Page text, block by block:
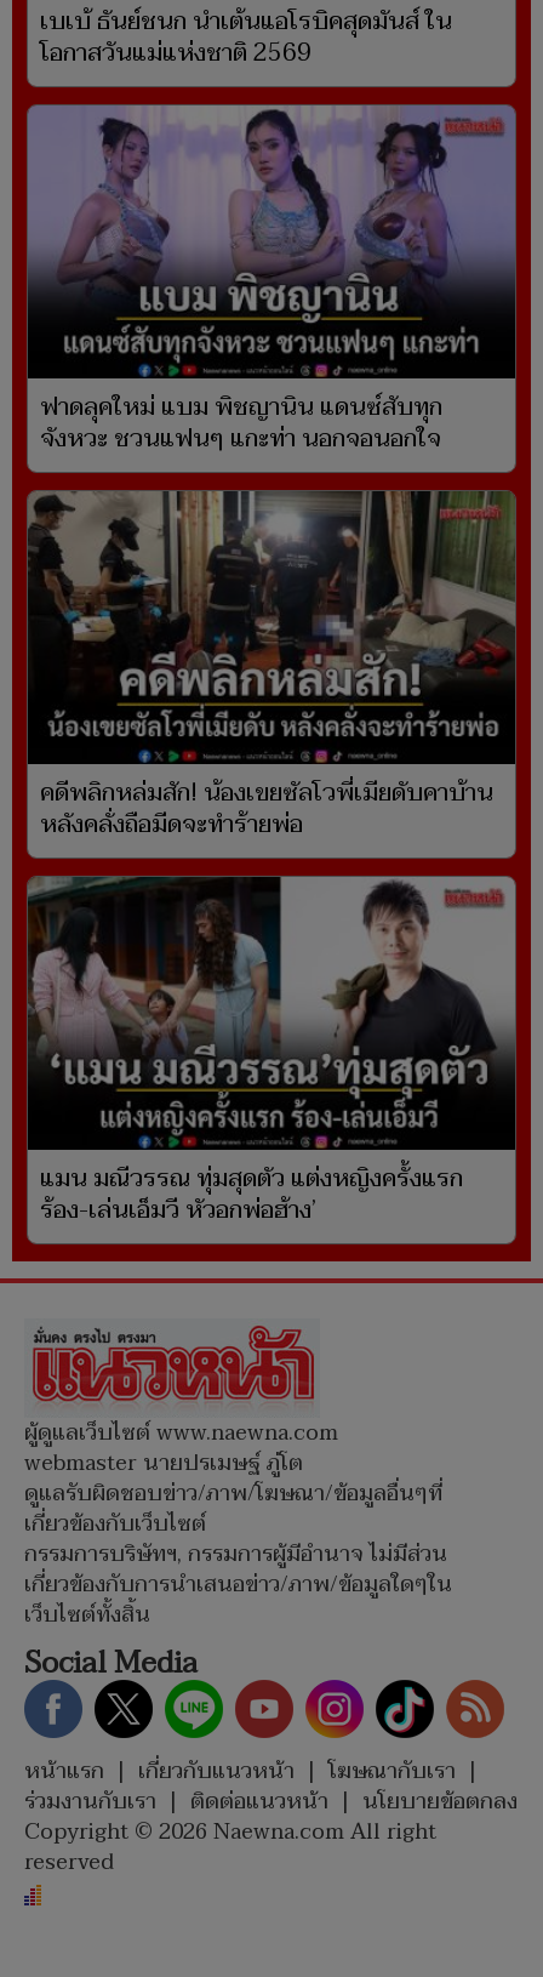
เบเบ้ ธันย์ชนก นำเต้นแอโรบิคสุดมันส์ ใน
โอกาสวันแม่แห่งชาติ 2569
ฟาดลุคใหม่ แบม พิชญานิน แดนซ์สับทุก
จังหวะ ชวนแฟนๆ แกะท่า นอกจอนอกใจ
คดีพลิกหล่มสัก! น้องเขยซัลโวพี่เมียดับคาบ้าน
หลังคลั่งถือมีดจะทำร้ายพ่อ
แมน มณีวรรณ ทุ่มสุดตัว แต่งหญิงครั้งแรก
ร้อง-เล่นเอ็มวี หัวอกพ่อฮ้าง’
ผู้ดูแลเว็บไซต์ www.naewna.com
webmaster นายปรเมษฐ์ ภู่โต
ดูแลรับผิดชอบข่าว/ภาพ/โฆษณา/ข้อมูลอื่นๆที่
เกี่ยวข้องกับเว็บไซต์
กรรมการบริษัทฯ, กรรมการผู้มีอำนาจ ไม่มีส่วน
เกี่ยวข้องกับการนำเสนอข่าว/ภาพ/ข้อมูลใดๆใน
เว็บไซต์ทั้งสิ้น
Social Media
หน้าแรก | เกี่ยวกับแนวหน้า | โฆษณากับเรา |
ร่วมงานกับเรา | ติดต่อแนวหน้า | นโยบายข้อตกลง
Copyright © 2026 Naewna.com All right
reserved